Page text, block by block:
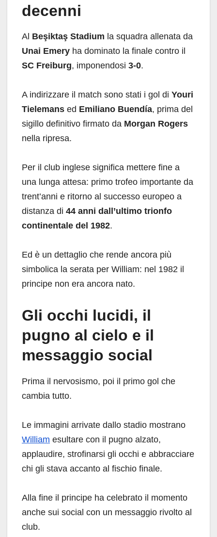
decenni
Al Beşiktaş Stadium la squadra allenata da
Unai Emery ha dominato la finale contro il
SC Freiburg, imponendosi 3-0.
A indirizzare il match sono stati i gol di Youri
Tielemans ed Emiliano Buendía, prima del
sigillo definitivo firmato da Morgan Rogers
nella ripresa.
Per il club inglese significa mettere fine a
una lunga attesa: primo trofeo importante da
trent’anni e ritorno al successo europeo a
distanza di 44 anni dall’ultimo trionfo
continentale del 1982.
Ed è un dettaglio che rende ancora più
simbolica la serata per William: nel 1982 il
principe non era ancora nato.
Gli occhi lucidi, il
pugno al cielo e il
messaggio social
Prima il nervosismo, poi il primo gol che
cambia tutto.
Le immagini arrivate dallo stadio mostrano
William esultare con il pugno alzato,
applaudire, strofinarsi gli occhi e abbracciare
chi gli stava accanto al fischio finale.
Alla fine il principe ha celebrato il momento
anche sui social con un messaggio rivolto al
club.